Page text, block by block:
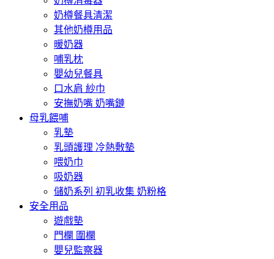
奶樽餐具清潔
其他奶樽用品
暖奶器
哺乳枕
嬰幼兒餐具
口水肩 紗巾
安撫奶嘴 奶嘴鏈
母乳餵哺
乳墊
乳頭護理 冷熱敷墊
喂奶巾
吸奶器
儲奶系列 初乳收集 奶粉格
安全用品
遊戲墊
門欄 圍欄
嬰兒監察器